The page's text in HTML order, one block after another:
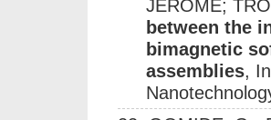
JEROME;
between the
bimagnetic
assemblies,